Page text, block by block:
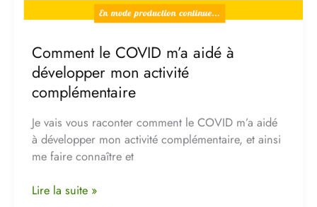
Comment le COVID m’a aidé à
développer mon activité
complémentaire
Je vais vous raconter comment le COVID m’a aidé
à développer mon activité complémentaire, et ainsi
me faire connaître et
Lire la suite »